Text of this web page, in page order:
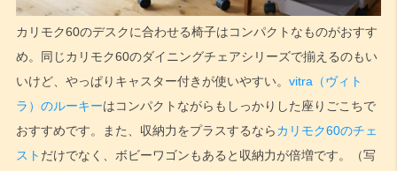
カリモク60のデスクに合わせる椅子はコンパクトなものがおすす
め。同じカリモク60のダイニングチェアシリーズで揃えるのもい
いけど、やっぱりキャスター付きが使いやすい。 vitra（ヴィト
ラ）のルーキーはコンパクトながらもしっかりした座りごこちで
おすすめです。また、収納力をプラスするならカリモク60のチェ
スト だけでなく、ボビーワゴンもあると収納力が倍増です。（写